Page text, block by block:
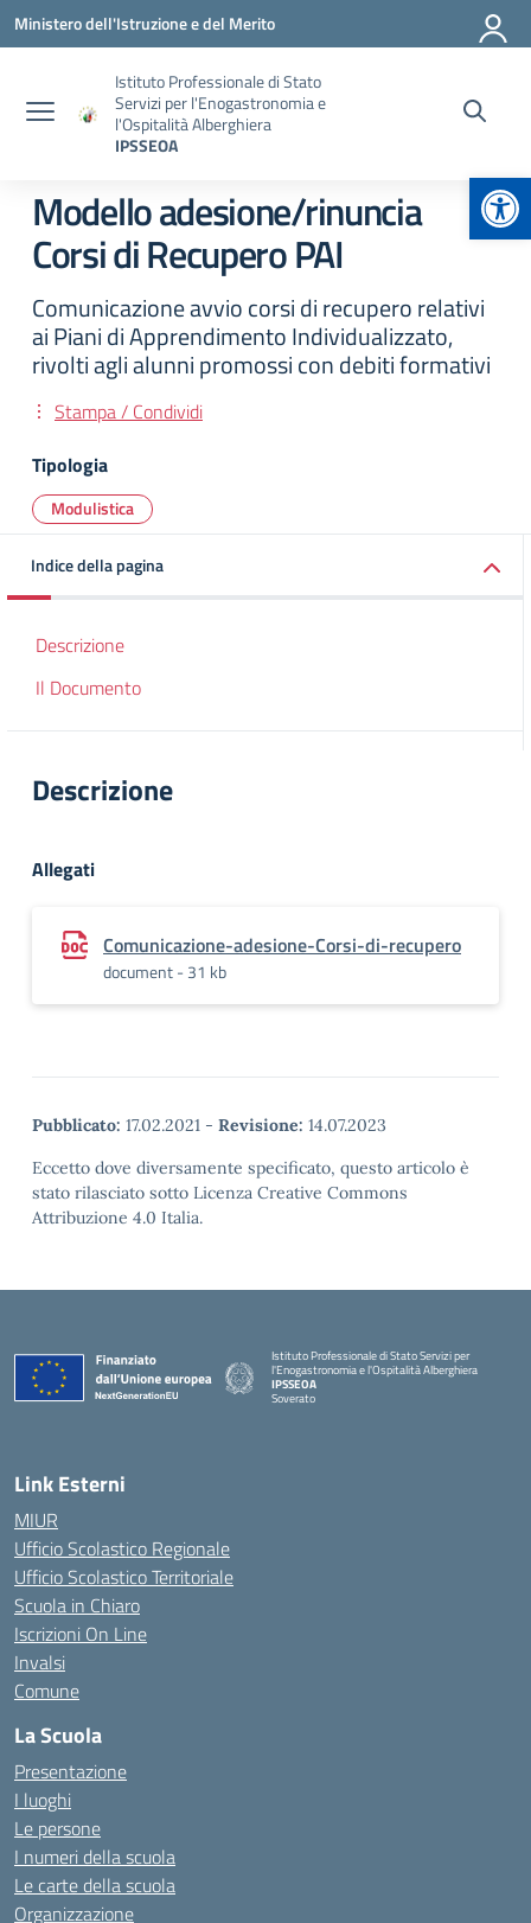
Vai ai contenuti
Vai al menu di navigazione
Vai al footer
Ministero dell'Istruzione e del Merito
Istituto Professionale di Stato
Servizi per l'Enogastronomia e
l'Ospitalità Alberghiera
IPSSEOA
Modello adesione/rinuncia
Corsi di Recupero PAI
Comunicazione avvio corsi di recupero relativi
ai Piani di Apprendimento Individualizzato,
rivolti agli alunni promossi con debiti formativi
Stampa / Condividi
Tipologia
Modulistica
Indice della pagina
Descrizione
Il Documento
Descrizione
Allegati
Comunicazione-adesione-Corsi-di-recupero
document - 31 kb
Pubblicato: 17.02.2021 - Revisione: 14.07.2023
Eccetto dove diversamente specificato, questo articolo è
stato rilasciato sotto Licenza Creative Commons
Attribuzione 4.0 Italia.
Istituto Professionale di Stato Servizi per
l'Enogastronomia e l'Ospitalità Alberghiera
IPSSEOA
Soverato
Link Esterni
MIUR
Ufficio Scolastico Regionale
Ufficio Scolastico Territoriale
Scuola in Chiaro
Iscrizioni On Line
Invalsi
Comune
La Scuola
Presentazione
I luoghi
Le persone
I numeri della scuola
Le carte della scuola
Organizzazione